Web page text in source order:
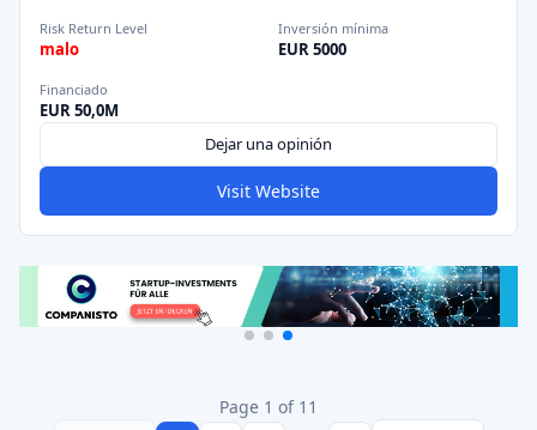
Risk Return Level
malo
Inversión mínima
EUR 5000
Financiado
EUR 50,0M
Dejar una opinión
Visit Website
Page 1 of 11